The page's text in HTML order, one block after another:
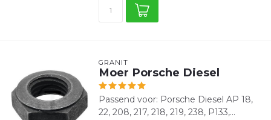
GRANIT
Moer Porsche Diesel
Passend voor: Porsche Diesel AP 18,
22, 208, 217, 218, 219, 238, P133,...